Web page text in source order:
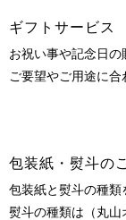
ギフトサービス
お祝い事や記念日
ご要望やご用途に合
包装紙・熨斗の
包装紙と熨斗の種類
熨斗の種類は（丸